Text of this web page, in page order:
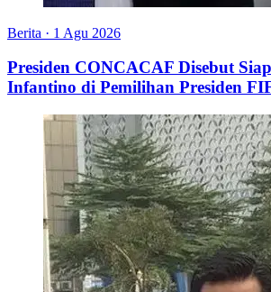
Berita · 1 Agu 2026
Presiden CONCACAF Disebut
Infantino di Pemilihan Presiden